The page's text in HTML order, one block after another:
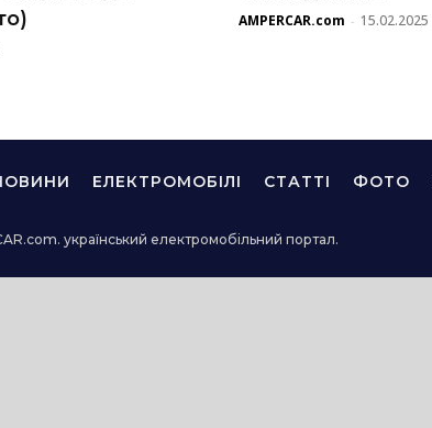
AMPERCAR.com - 15.02.2025
ЕЛЕКТРОМОБІЛІ СТАТТІ ФОТО
український електромобільний портал.